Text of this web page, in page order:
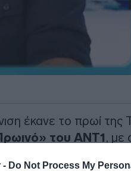
- Do Not Process My
έκανε το πρωί της
του ΑΝΤ1, με
του Ολυμπιακού